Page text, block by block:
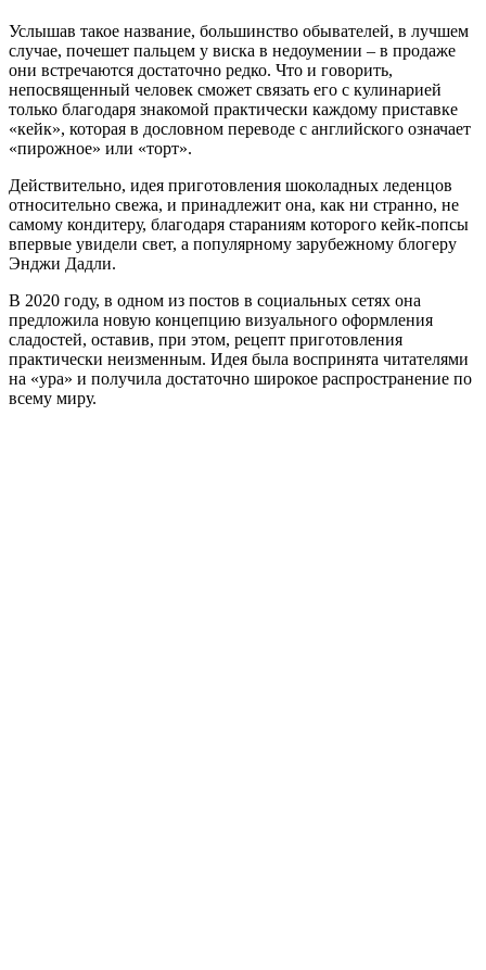
Услышав такое название, большинство обывателей, в лучшем
случае, почешет пальцем у виска в недоумении – в продаже
они встречаются достаточно редко. Что и говорить,
непосвященный человек сможет связать его с кулинарией
только благодаря знакомой практически каждому приставке
«кейк», которая в дословном переводе с английского означает
«пирожное» или «торт».
Действительно, идея приготовления шоколадных леденцов
относительно свежа, и принадлежит она, как ни странно, не
самому кондитеру, благодаря стараниям которого кейк-попсы
впервые увидели свет, а популярному зарубежному блогеру
Энджи Дадли.
В 2020 году, в одном из постов в социальных сетях она
предложила новую концепцию визуального оформления
сладостей, оставив, при этом, рецепт приготовления
практически неизменным. Идея была воспринята читателями
на «ура» и получила достаточно широкое распространение по
всему миру.